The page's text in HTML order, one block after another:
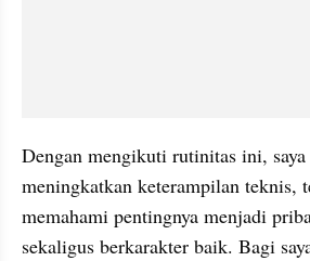
Dengan mengikuti rutinitas ini,
meningkatkan keterampilan teknis,
memahami pentingnya menjadi
sekaligus berkarakter baik. Bagi